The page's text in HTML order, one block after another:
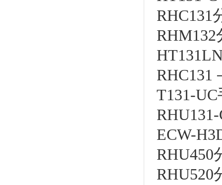
RHC131
RHM132
RHC131
T131-UC
RHU131-
ECW-
RHU450
RHU520